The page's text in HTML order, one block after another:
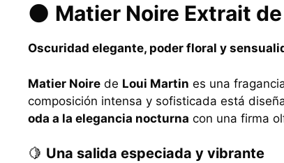
🌑 Matier Noire Extrait
Oscuridad elegante, poder floral y
Matier Noire de Loui Martin es una
composición intensa y sofisticada está
oda a la elegancia nocturna con una firma
🍋 Una salida especiada y vibrante